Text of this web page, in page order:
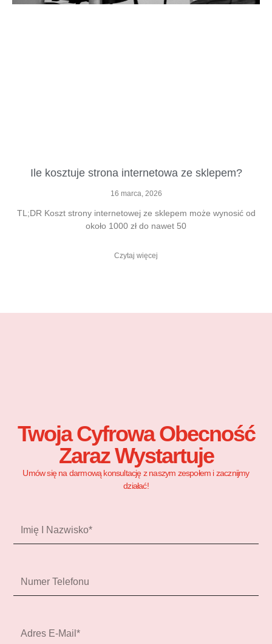
Ile kosztuje strona internetowa ze sklepem?
16 marca, 2026
TL;DR Koszt strony internetowej ze sklepem może wynosić od
około 1000 zł do nawet 50
Czytaj więcej
Twoja Cyfrowa Obecność
Zaraz Wystartuje
Umów się na darmową konsultację z naszym zespołem i zacznijmy
działać!
nazwisko
telefonu
e-